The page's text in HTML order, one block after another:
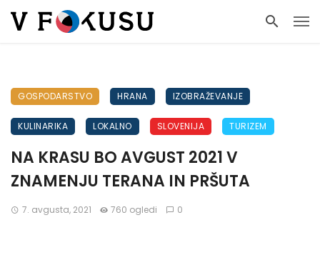
GOSPODARSTVO HRANA IZOBRAŽEVANJE
KULINARIKA LOKALNO SLOVENIJA TURIZEM
NA KRASU BO AVGUST 2021 V
ZNAMENJU TERANA IN PRŠUTA
7. avgusta, 2021 760 ogledi 0